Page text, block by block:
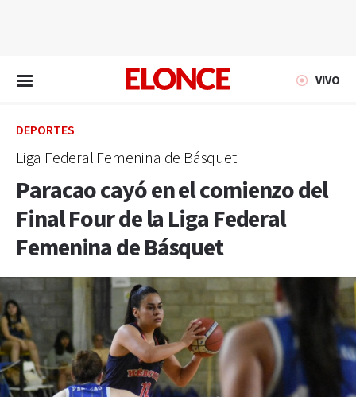
VIVO
DEPORTES
Liga Federal Femenina de Básquet
Paracao cayó en el comienzo del
Final Four de la Liga Federal
Femenina de Básquet